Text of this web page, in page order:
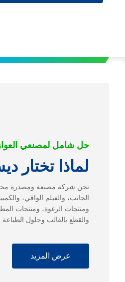
حل شامل لمصنعي
لماذا تختار
نحن شركة مصنعة ومصدرة
ومنتجات الرغوة، ومنتجات
والقطع بالقالب وحلول
عرض المزيد